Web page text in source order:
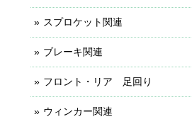
スプロケット関連
ブレーキ関連
フロント・リア 足回り
ウィンカー関連